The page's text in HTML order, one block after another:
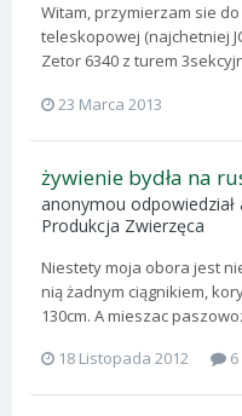
Witam, przymierzam sie
teleskopowej (najchetniej
Zetor 6340 z turem
23 Marca 2013
żywienie bydła na
anonymou odpowiedział
Produkcja Zwierzęca
Niestety moja obora jest
nią żadnym ciągnikiem,
130cm. A mieszac
18 Listopada 2012